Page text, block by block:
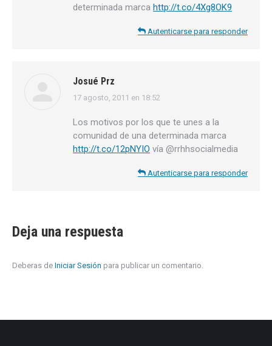
determinada marca http://t.co/4Xg8OK9
Autenticarse para responder
Josué Prz
dice:
17 agosto, 2011 en 18:52
Los motivos por los que te unes a la
comunidad de una determinada marca
http://t.co/12pNYIO vía @rrhhsocialmedia
Autenticarse para responder
Deja una respuesta
Deberas de Iniciar Sesión para publicar un comentario.